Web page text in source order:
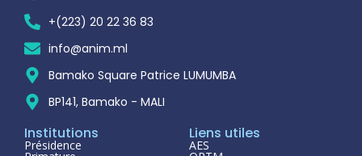
+(223) 20 22 36 83
info@anim.ml
Bamako Square Patrice LUMUMBA
BP141, Bamako - MALI
Institutions
Présidence
Liens utiles
AES